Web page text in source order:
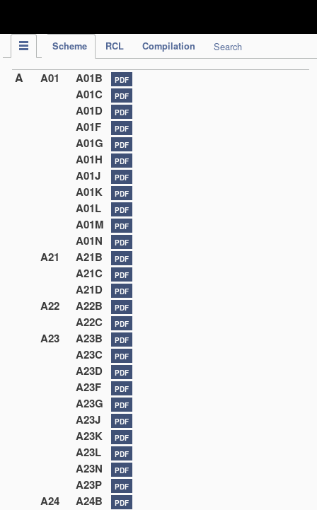
Scheme RCL Compilation Search
A A01 A01B PDF
A01C PDF
A01D PDF
A01F PDF
A01G PDF
A01H PDF
A01J PDF
A01K PDF
A01L PDF
A01M PDF
A01N PDF
A21 A21B PDF
A21C PDF
A21D PDF
A22 A22B PDF
A22C PDF
A23 A23B PDF
A23C PDF
A23D PDF
A23F PDF
A23G PDF
A23J PDF
A23K PDF
A23L PDF
A23N PDF
A23P PDF
A24 A24B PDF